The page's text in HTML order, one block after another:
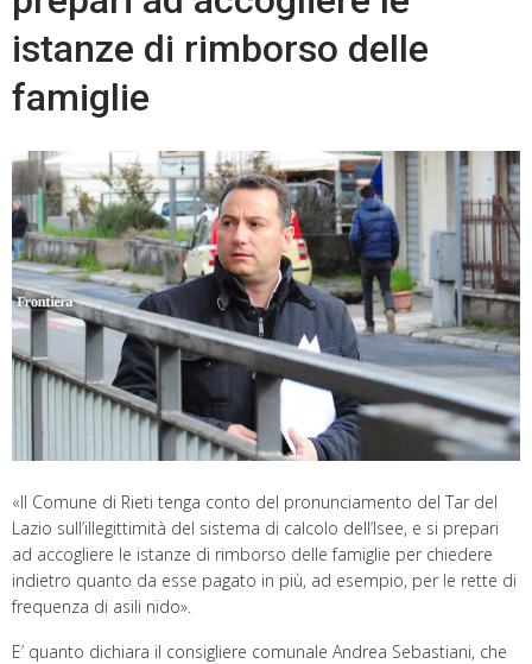
istanze di rimborso delle
famiglie
«Il Comune di Rieti tenga conto del pronunciamento del Tar del
Lazio sull’illegittimità del sistema di calcolo dell’Isee, e si prepari
ad accogliere le istanze di rimborso delle famiglie per chiedere
indietro quanto da esse pagato in più, ad esempio, per le rette di
frequenza di asili nido».
E’ quanto dichiara il consigliere comunale Andrea Sebastiani, che